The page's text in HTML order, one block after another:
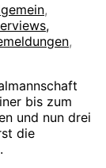
,
,
bis zum
und nun drei
die